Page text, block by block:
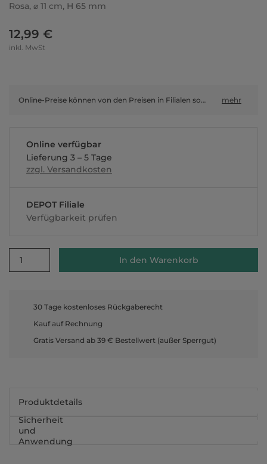
Rosa, ⌀ 11 cm, H 65 mm
12,99 €
inkl. MwSt
Online-Preise können von den Preisen in Filialen sowie Shop-in-Shop-Flächen abweichen. mehr
Online verfügbar
Lieferung 3 – 5 Tage
zzgl. Versandkosten
DEPOT Filiale
Verfügbarkeit prüfen
1 In den Warenkorb
30 Tage kostenloses Rückgaberecht
Kauf auf Rechnung
Gratis Versand ab 39 € Bestellwert (außer Sperrgut)
Produktdetails
Sicherheit
und
Anwendung